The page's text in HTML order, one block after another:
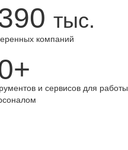
тыс.
компаний
и сервисов для работы